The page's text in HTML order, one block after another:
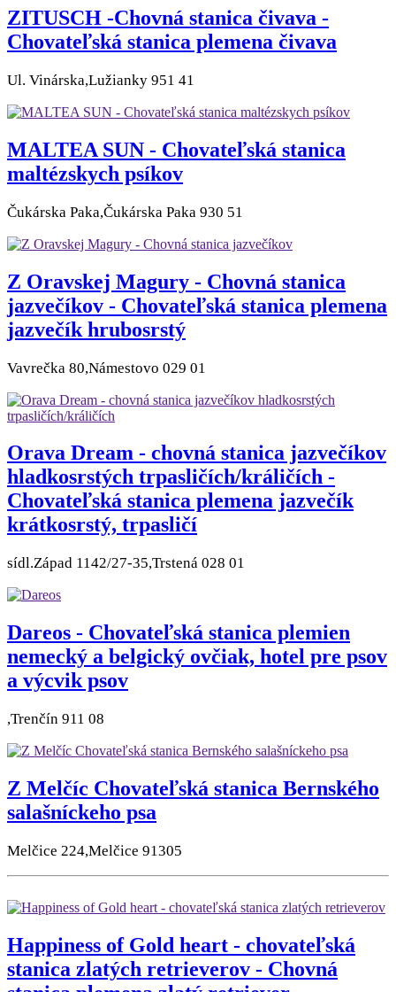
ZITUSCH -Chovná stanica čivava -
Chovateľská stanica plemena čivava
Ul. Vinárska,Lužianky 951 41
MALTEA SUN - Chovateľská stanica
maltézskych psíkov
Čukárska Paka,Čukárska Paka 930 51
Z Oravskej Magury - Chovná stanica
jazvečíkov - Chovateľská stanica plemena
jazvečík hrubosrstý
Vavrečka 80,Námestovo 029 01
Orava Dream - chovná stanica jazvečíkov
hladkosrstých trpasličích/králičích -
Chovateľská stanica plemena jazvečík
krátkosrstý, trpasličí
sídl.Západ 1142/27-35,Trstená 028 01
Dareos - Chovateľská stanica plemien
nemecký a belgický ovčiak, hotel pre psov
a výcvik psov
,Trenčín 911 08
Z Melčíc Chovateľská stanica Bernského
salašníckeho psa
Melčice 224,Melčice 91305
Happiness of Gold heart - chovateľská
stanica zlatých retrieverov - Chovná